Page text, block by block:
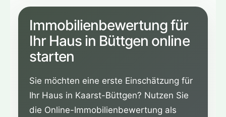
Immobilienbewertung für
Ihr Haus in Büttgen online
starten
Sie möchten eine erste Einschätzung für
Ihr Haus in Kaarst-Büttgen? Nutzen Sie
die Online-Immobilienbewertung als